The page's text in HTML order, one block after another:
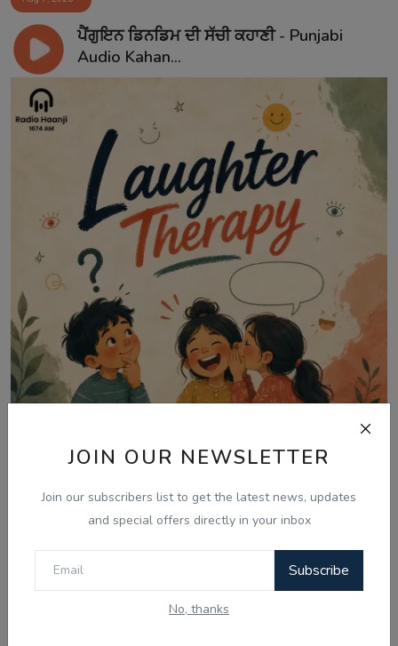
JOIN OUR NEWSLETTER
Join our subscribers list to get the latest news, updates
and special offers directly in your inbox
Subscribe
No, thanks
ਪੈਂਗੁਇਨ ਡਿਨਡਿਮ ਦੀ ਸੱਚੀ ਕਹਾਣੀ - Punjabi
Audio Kahan...
07 Aug - Kids Share Punjabi Boliyan,